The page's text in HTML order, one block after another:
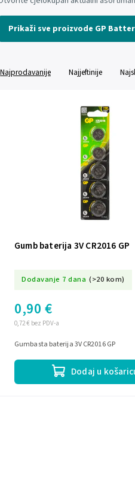
Prikaži sve proizvode GP
Najprodavanije Najjeftinije
Gumb baterija 3V CR2016 GP
Dodavanje 7 dana (>20 kom)
0,72 € bez PDV-a
0,90 €
Dodaj u
Gumbasta baterija 3V CR2016 GP